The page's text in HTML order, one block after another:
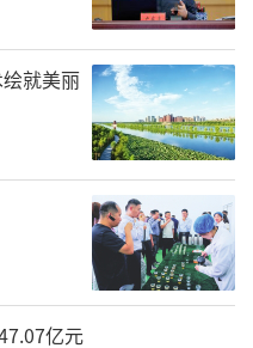
文化名城街区保
新举措，明确更新
全省文旅领域设备
以上，推动全省文
续发展方向迈进。
划。聚焦我省文旅
推动文旅场所节能
文旅、文物保护、
就美丽
亿元